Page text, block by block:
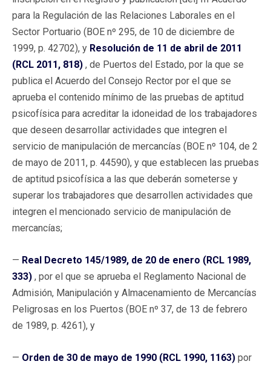
para la Regulación de las Relaciones Laborales en el
Sector Portuario (BOE nº 295, de 10 de diciembre de
1999, p. 42702), y Resolución de 11 de abril de 2011
(RCL 2011, 818) , de Puertos del Estado, por la que se
publica el Acuerdo del Consejo Rector por el que se
aprueba el contenido mínimo de las pruebas de aptitud
psicofísica para acreditar la idoneidad de los trabajadores
que deseen desarrollar actividades que integren el
servicio de manipulación de mercancías (BOE nº 104, de 2
de mayo de 2011, p. 44590), y que establecen las pruebas
de aptitud psicofísica a las que deberán someterse y
superar los trabajadores que desarrollen actividades que
integren el mencionado servicio de manipulación de
mercancías;
— Real Decreto 145/1989, de 20 de enero (RCL 1989,
333) , por el que se aprueba el Reglamento Nacional de
Admisión, Manipulación y Almacenamiento de Mercancías
Peligrosas en los Puertos (BOE nº 37, de 13 de febrero
de 1989, p. 4261), y
— Orden de 30 de mayo de 1990 (RCL 1990, 1163) por